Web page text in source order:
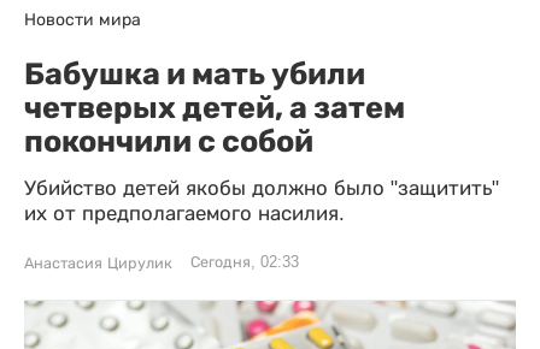
Новости мира
Бабушка и мать убили
четверых детей, а затем
покончили с собой
Убийство детей якобы должно было "защитить"
их от предполагаемого насилия.
Анастасия Цирулик Сегодня, 02:33